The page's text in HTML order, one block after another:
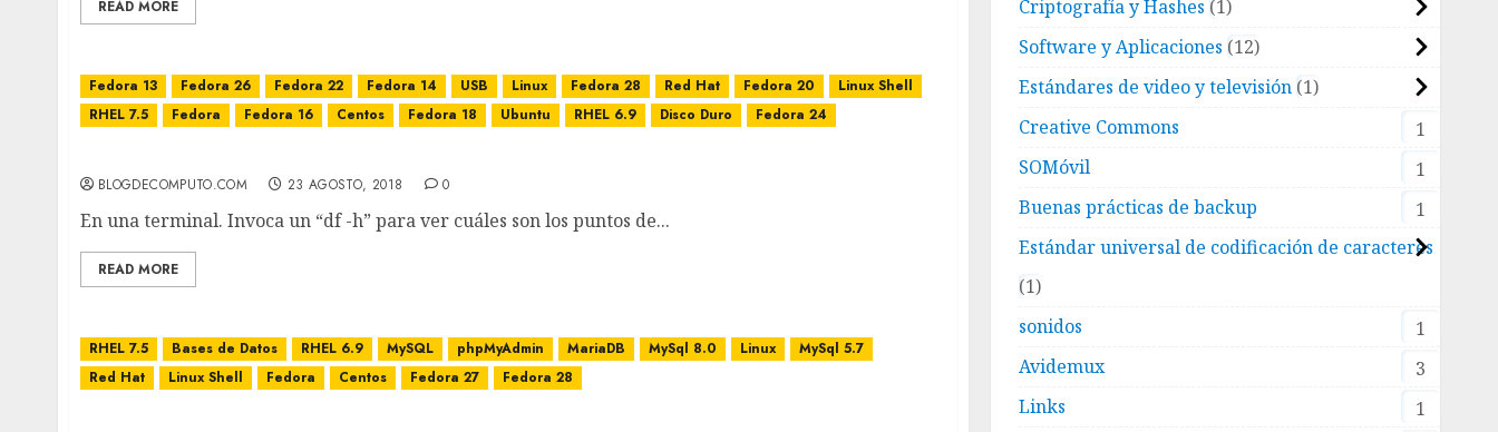
READ MORE
Fedora 13 Fedora 26 Fedora 22 Fedora 14 USB Linux Fedora 28 Red Hat Fedora 20
Linux Shell
RHEL 7.5
Fedora Fedora 16 Centos Fedora 18 Ubuntu RHEL 6.9 Disco Duro Fedora 24
BLOGDECOMPUTO.COM 23 AGOSTO, 2018 0
En una terminal. Invoca un “df -h” para ver cuáles son los puntos de...
READ MORE
RHEL 7.5 Bases de Datos RHEL 6.9 MySQL phpMyAdmin MariaDB MySql 8.0 Linux
MySql 5.7
Red Hat
Linux Shell Fedora Centos Fedora 27 Fedora 28
Criptografía y Hashes 1
Software y Aplicaciones 12
Estándares de video y televisión 1
Creative Commons
1
SOMóvil
1
Buenas prácticas de backup
1
Estándar universal de codificación de caracteres
1
sonidos
1
Avidemux
3
Links
1